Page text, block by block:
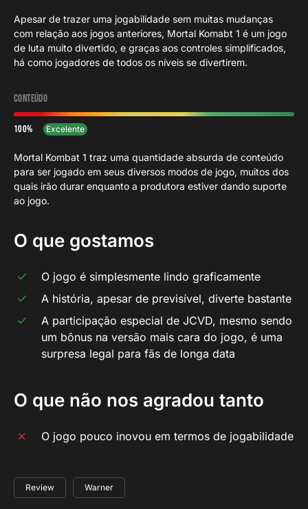
Apesar de trazer uma jogabilidade sem muitas mudanças
com relação aos jogos anteriores, Mortal Komabt 1 é um jogo
de luta muito divertido, e graças aos controles simplificados,
há como jogadores de todos os níveis se divertirem.
Conteúdo
100 Excelente
Mortal Kombat 1 traz uma quantidade absurda de conteúdo
para ser jogado em seus diversos modos de jogo, muitos dos
quais irão durar enquanto a produtora estiver dando suporte
ao jogo.
O que gostamos
O jogo é simplesmente lindo graficamente
A história, apesar de previsível, diverte bastante
A participação especial de JCVD, mesmo sendo
um bônus na versão mais cara do jogo, é uma
surpresa legal para fãs de longa data
O que não nos agradou tanto
O jogo pouco inovou em termos de jogabilidade
Review Warner